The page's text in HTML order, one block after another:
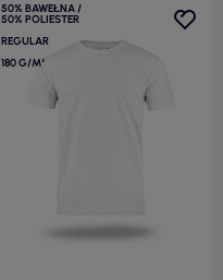
50% BAWEŁNA /
50% POLIESTER
REGULAR
180 G/M²